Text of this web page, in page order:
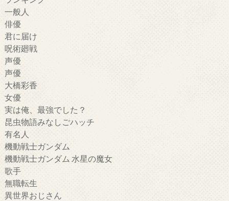
一般人
俳優
君に届け
呪術廻戦
声優
声優
大橋彩香
女優
実は俺、最強でした？
昆虫物語みなしごハッチ
有名人
機動戦士ガンダム
機動戦士ガンダム 水星の魔女
歌手
無職転生
異世界おじさん